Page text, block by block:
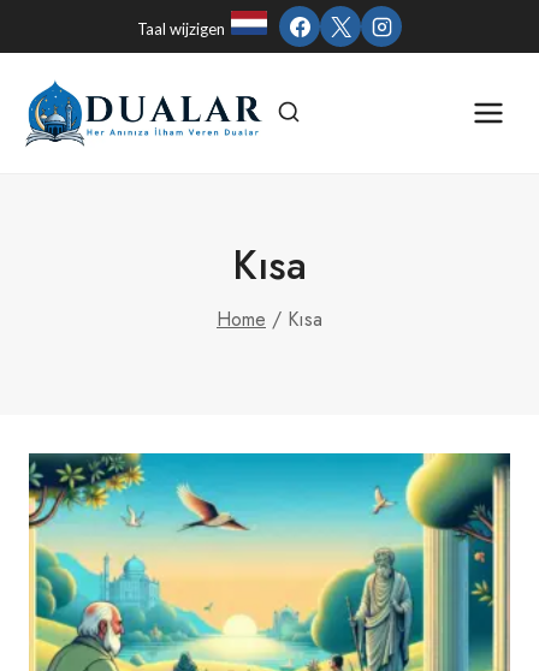
to
content
Taal wijzigen
Kısa
Home / Kısa